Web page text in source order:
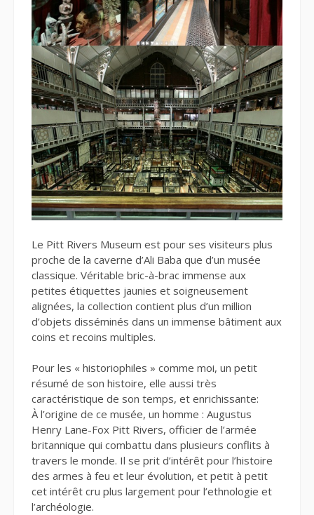
Le Pitt Rivers Museum est pour ses visiteurs plus
proche de la caverne d’Ali Baba que d’un musée
classique. Véritable bric-à-brac immense aux
petites étiquettes jaunies et soigneusement
alignées, la collection contient plus d’un million
d’objets disséminés dans un immense bâtiment aux
coins et recoins multiples.
Pour les « historiophiles » comme moi, un petit
résumé de son histoire, elle aussi très
caractéristique de son temps, et enrichissante:
À l’origine de ce musée, un homme : Augustus
Henry Lane-Fox Pitt Rivers, officier de l’armée
britannique qui combattu dans plusieurs conflits à
travers le monde. Il se prit d’intérêt pour l’histoire
des armes à feu et leur évolution, et petit à petit
cet intérêt cru plus largement pour l’ethnologie et
l’archéologie.